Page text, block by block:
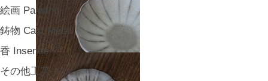
絵画 Painting
鋳物 Cast Metal
香 Insence
その他工芸 e.t.c